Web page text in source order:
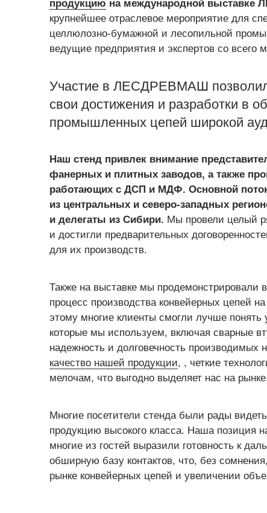
продукцию на международной
крупнейшее отраслевое мероприятие для
целлюлозно-бумажной и лесопильной
ведущие предприятия и экспертов со всего
Участие в ЛЕСДРЕВМАШ
свои достижения и разработки в
промышленных цепей широкой
Наш стенд привлек внимание
фанерных и плитных заводов, а также
работающих с ДСП и МДФ. Основной
из центральных и северо-западных
и делегаты из Сибири. Мы провели целый
и достигли предварительных
для их производств.
Также на выставке мы продемонстрировали
процесс производства конвейерных цепей
этому многие клиенты смогли лучше понять
которые мы используем, включая сварные
надежность и долговечность производимых
качество нашей продукции, , четкие
мелочам, что выгодно выделяет нас на
Многие посетители стенда были рады
продукцию высокого класса. Наша позиция
многие из гостей выразили готовность к
обширную базу контактов, что, без
рынке конвейерных цепей и увеличении